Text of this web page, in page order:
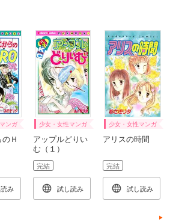
ンガ
Ｈ
み
少女・女性マンガ
アップルどりい
む（１）
完結
試し読み
少女・女性マンガ
アリスの時間
完結
試し読み